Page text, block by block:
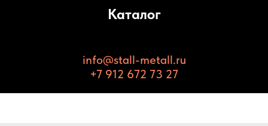
Каталог
info@stall-metall.ru
+7 912 672 73 27